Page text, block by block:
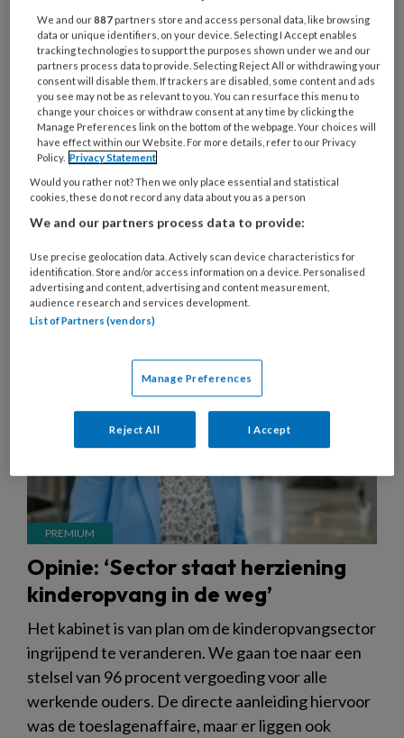
zorg te combineren. Die oproep doen tienallen
organisaties in het manifest ‘Fix het
kinderopvangsysteem’ dat dinsdag 9 mei werd
overhandigd aan SZW. Om hun pleidooi kracht bij
te zetten, namen de partijen hun eigen jonge
kinderen mee naar de hal van het Tweede
Kamergebouw.
20 APRIL 2023 ACHTERGROND
DIRECTE
FINANCIERING
Opinie: ‘Sector staat herziening
kinderopvang in de weg’
Het kabinet is van plan om de kinderopvangsector
ingrijpend te veranderen. We gaan toe naar een
stelsel van 96 procent vergoeding voor alle
werkende ouders. De directe aanleiding hiervoor
was de toeslagenaffaire, maar er liggen ook
We and our887 partners store and access personal data, like browsing
data or unique identifiers, on your device. Selecting I Accept enables
tracking technologies to support the purposes shown under we and our
partners process data to provide. Selecting Reject All or withdrawing your
consent will disable them. If trackers are disabled, some content and ads
you see may not be as relevant to you. You can resurface this menu to
change your choices or withdraw consent at any time by clicking the
Manage Preferences link on the bottom of the webpage. Your choices will
have effect within our Website. For more details, refer to our Privacy
Policy. Privacy Statement
Would you rather not? Then we only place essential and statistical
cookies, these do not record any data about you as a person
We and our partners process data to provide:
Use precise geolocation data. Actively scan device characteristics for
identification. Store and/or access information on a device. Personalised
advertising and content, advertising and content measurement,
audience research and services development.
List of Partners (vendors)
Manage Preferences
Reject All I Accept